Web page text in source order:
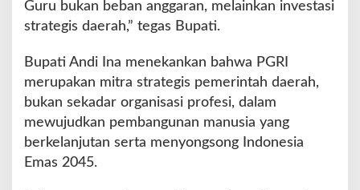
s
i
u
u
M
e
n
j
Guru bukan beban anggaran, melainkan investasi
strategis daerah,” tegas Bupati.
Bupati Andi Ina menekankan bahwa PGRI
merupakan mitra strategis pemerintah daerah,
bukan sekadar organisasi profesi, dalam
mewujudkan pembangunan manusia yang
berkelanjutan serta menyongsong Indonesia
Emas 2045.